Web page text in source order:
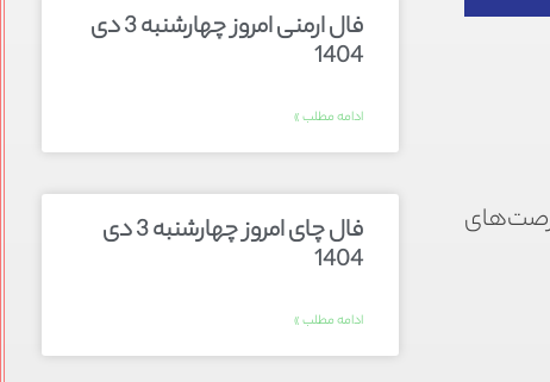
فال ارمنی امروز چهارشنبه 3 دی
1404
ادامه مطلب »
فال چای امروز چهارشنبه 3 دی
1404
ادامه مطلب »